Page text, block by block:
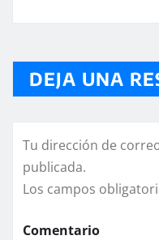
DEJA UNA
Tu dirección de
publicada.
Los campos
Comentario